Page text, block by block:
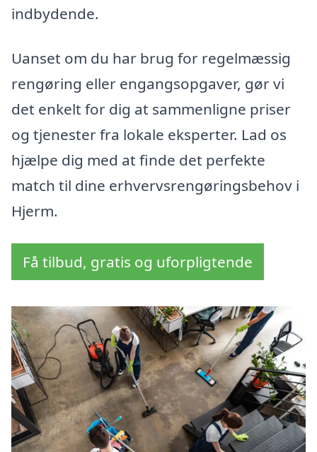
indbydende.
Uanset om du har brug for regelmæssig
rengøring eller engangsopgaver, gør vi
det enkelt for dig at sammenligne priser
og tjenester fra lokale eksperter. Lad os
hjælpe dig med at finde det perfekte
match til dine erhvervsrengøringsbehov i
Hjerm.
Få tilbud, gratis og uforpligtende